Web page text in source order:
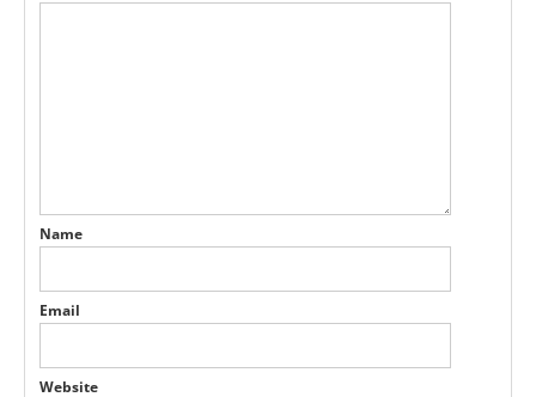
Name
Email
Website